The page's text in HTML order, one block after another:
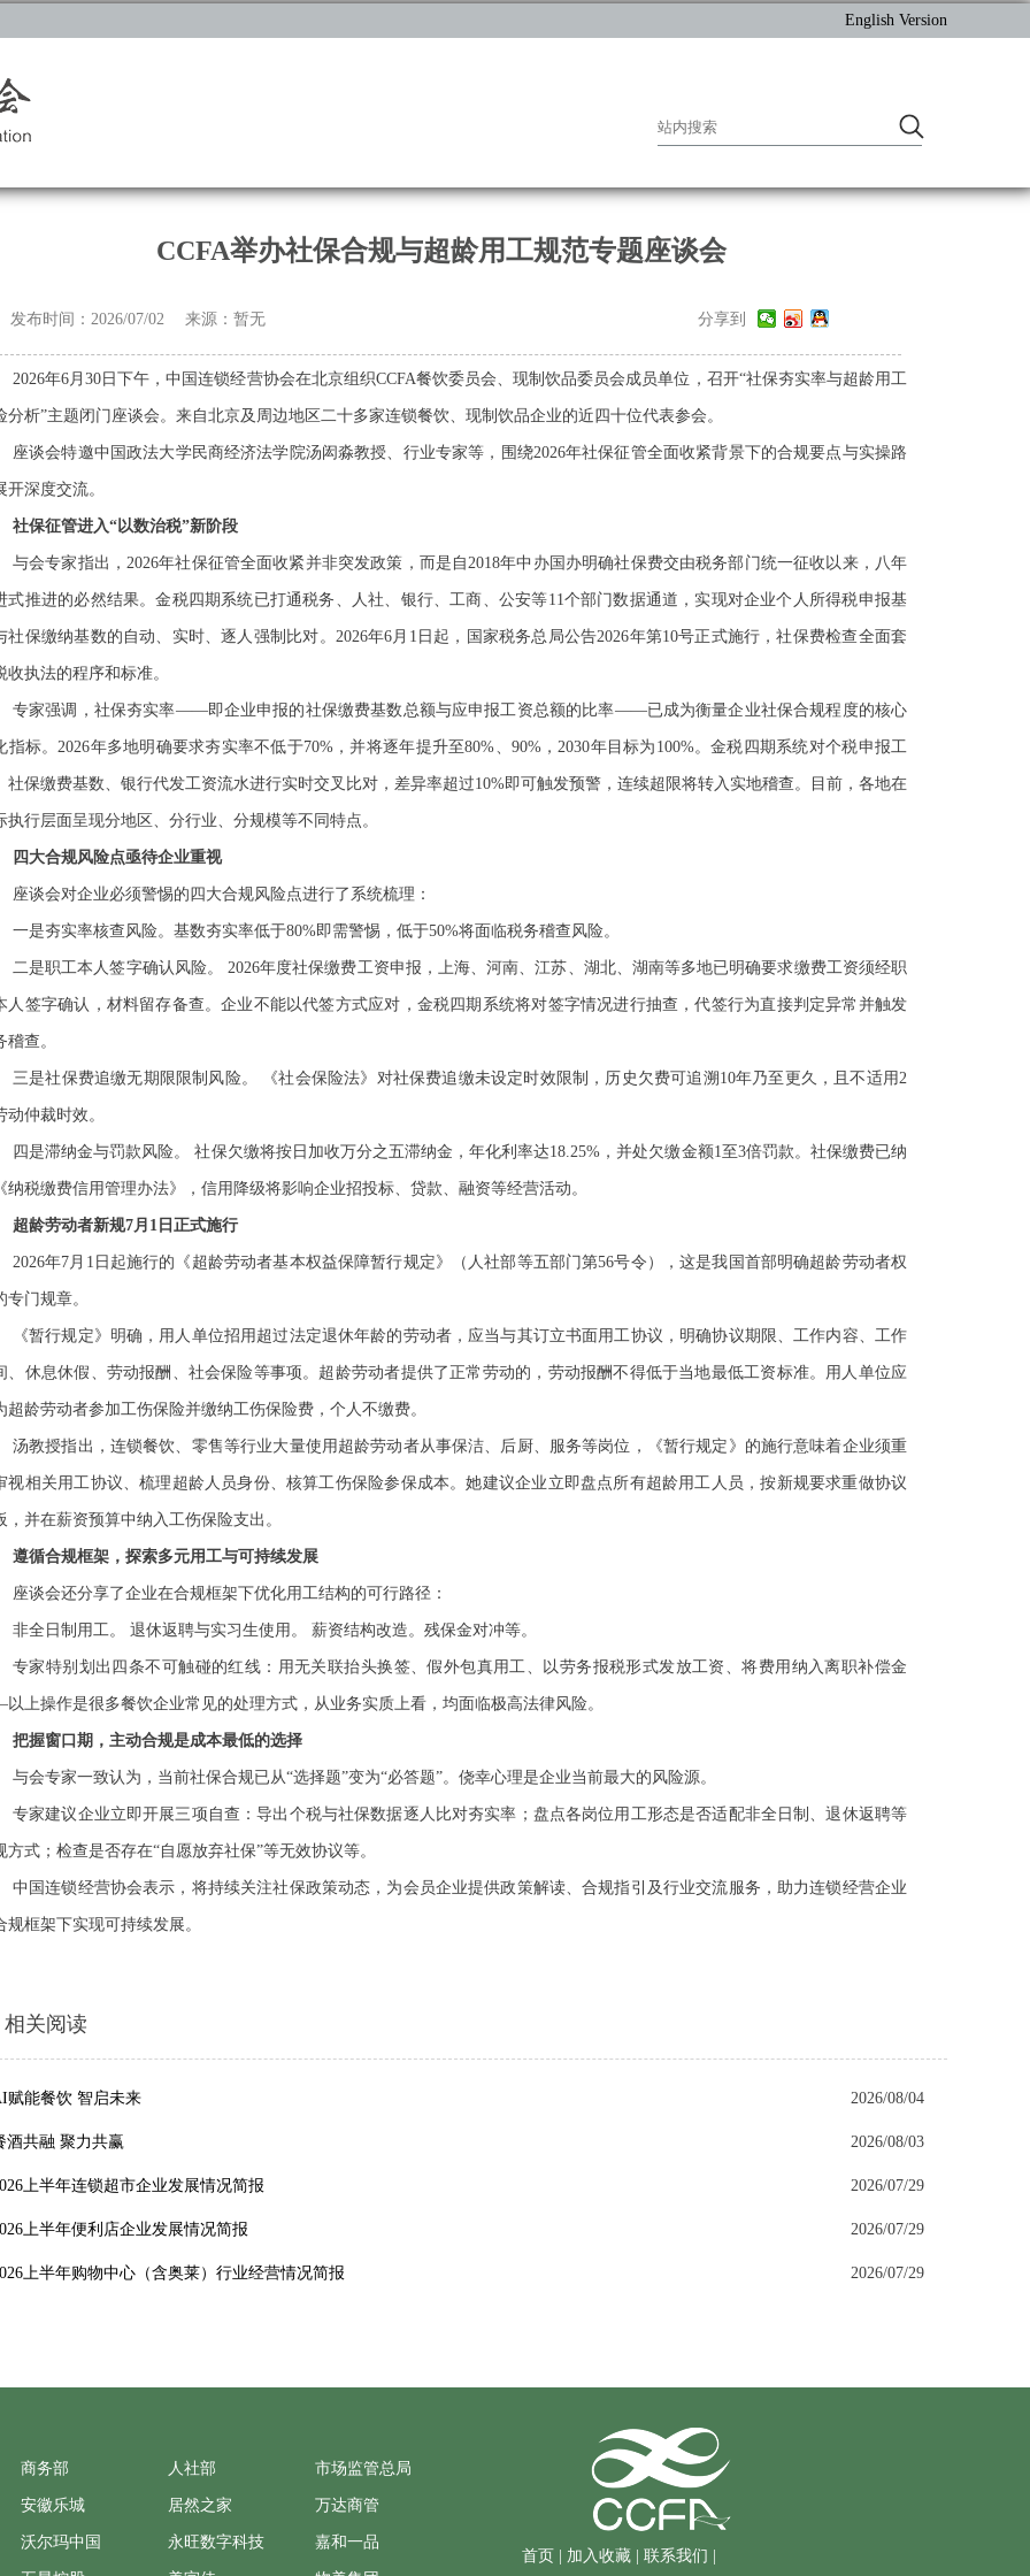
English Version
CCFA举办社保合规与超龄用工规范专题座谈会
发布时间：2026/07/02 来源：暂无 分享到
2026年6月30 日下午，中国连锁经营协会在北京组织CCFA餐饮委员会、现制饮品委员会成员单位，召开“社保夯实率与超龄用工
分析”主题闭门座谈会。来自北京及周边地区二十多家连锁餐饮、现制饮品企业的近四十位代表参会。
座谈会特邀中国政法大学民商经济法学院汤闳淼教授、行业专家等，围绕2026年社保征管全面收紧背景下的合规要点与实操路
开深度交流。
社保征管进入“以数治税”新阶段
与会专家指出，2026年社保征管全面收紧并非突发政策，而是自2018年中办国办明确社保费交由税务部门统一征收以来，八年
式推进的必然结果。金税四期系统已打通税务、人社、银行、工商、公安等11个部门数据通道，实现对企业个人所得税申报基
社保缴纳基数的自动、实时、逐人强制比对。 2026年6月 1 日起，国家税务总局公告2026年第10号正式施行，社保费检查全面套
收执法的程序和标准。
专家强调，社保夯实率——即企业申报的社保缴费基数总额与应申报工资总额的比率——已成为衡量企业社保合规程度的核心
指标。2026年多地明确要求夯实率不低于70%，并将逐年提升至80%、 90%，2030年目标为 100%。金税四期系统对个税申报工
社保缴费基数、银行代发工资流水进行实时交叉比对，差异率超过10%即可触发预警，连续超限将转入实地稽查。目前，各地在
执行层面呈现分地区、分行业、分规模等不同特点。
四大合规风险点亟待企业重视
座谈会对企业必须警惕的四大合规风险点进行了系统梳理：
一是夯实率核查风险。基数夯实率低于80%即需警惕，低于50%将面临税务稽查风险。
二是职工本人签字确认风险。 2026年度社保缴费工资申报，上海、河南、江苏、湖北、湖南等多地已明确要求缴费工资须经职
人签字确认，材料留存备查。企业不能以代签方式应对，金税四期系统将对签字情况进行抽查，代签行为直接判定异常并触发
稽查。
三是社保费追缴无期限限制风险。 《社会保险法》对社保费追缴未设定时效限制，历史欠费可追溯 10年乃至更久，且不适用2
动仲裁时效。
四是滞纳金与罚款风险。 社保欠缴将按日加收万分之五滞纳金，年化利率达18.25% ，并处欠缴金额1至3倍罚款。社保缴费已纳
纳税缴费信用管理办法》，信用降级将影响企业招投标、贷款、融资等经营活动。
超龄劳动者新规7月 1 日正式施行
2026年7月 1 日起施行的《超龄劳动者基本权益保障暂行规定》（人社部等五部门第56号令） ，这是我国首部明确超龄劳动者权
专门规章。
《暂行规定》明确，用人单位招用超过法定退休年龄的劳动者，应当与其订立书面用工协议，明确协议期限、工作内容、工作
、休息休假、劳动报酬、社会保险等事项。超龄劳动者提供了正常劳动的，劳动报酬不得低于当地最低工资标准。用人单位应
超龄劳动者参加工伤保险并缴纳工伤保险费，个人不缴费。
汤教授指出，连锁餐饮、零售等行业大量使用超龄劳动者从事保洁、后厨、服务等岗位，《暂行规定》的施行意味着企业须重
视相关用工协议、梳理超龄人员身份、核算工伤保险参保成本。她建议企业立即盘点所有超龄用工人员，按新规要求重做协议
，并在薪资预算中纳入工伤保险支出。
遵循合规框架，探索多元用工与可持续发展
座谈会还分享了企业在合规框架下优化用工结构的可行路径：
非全日制用工。 退休返聘与实习生使用。 薪资结构改造。残保金对冲等。
专家特别划出四条不可触碰的红线：用无关联抬头换签、假外包真用工、以劳务报税形式发放工资、将费用纳入离职补偿金
上操作是很多餐饮企业常见的处理方式，从业务实质上看，均面临极高法律风险。
把握窗口期，主动合规是成本最低的选择
与会专家一致认为，当前社保合规已从“选择题”变为“必答题”。侥幸心理是企业当前最大的风险源。
专家建议企业立即开展三项自查：导出个税与社保数据逐人比对夯实率；盘点各岗位用工形态是否适配非全日制、退休返聘等
方式；检查是否存在“自愿放弃社保”等无效协议等。
中国连锁经营协会表示，将持续关注社保政策动态，为会员企业提供政策解读、合规指引及行业交流服务，助力连锁经营企业
规框架下实现可持续发展。
相关阅读
2026/08/04
赋能餐饮 智启未来
2026/08/03
酒共融 聚力共赢
2026/07/29
上半年连锁超市企业发展情况简报
2026/07/29
上半年便利店企业发展情况简报
2026/07/29
上半年购物中心（含奥莱）行业经营情况简报
商务部 人社部 市场监管总局
安徽乐城 居然之家 万达商管
沃尔玛中国 永旺数字科技 嘉和一品
首页 加入收藏 联系我们